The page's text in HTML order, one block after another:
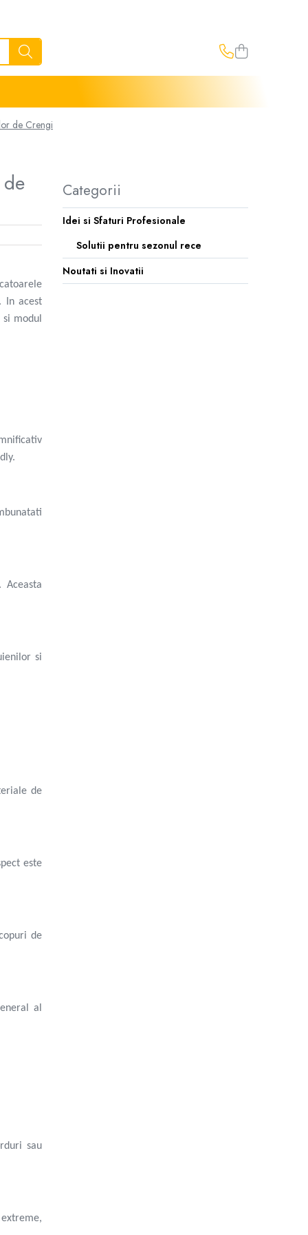
de Crengi
In acest
modul
si
de
este
de
al
sau
Categorii
Idei si Sfaturi Profesionale
Solutii pentru sezonul rece
Noutati si Inovatii